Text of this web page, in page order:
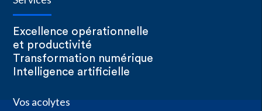
Excellence opérationnelle
et productivité
Transformation numérique
Intelligence artificielle
Vos acolytes